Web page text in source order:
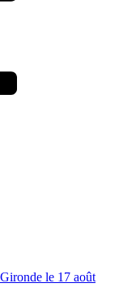
le 17 août